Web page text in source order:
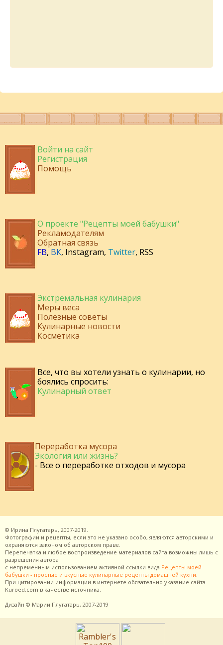
Войти на сайт
Регистрация
Помощь
О проекте "Рецепты моей бабушки"
Рекламодателям
Обратная связь
FB, ВК, Instagram, Twitter, RSS
Экстремальная кулинария
Меры веса
Полезные советы
Кулинарные новости
Косметика
Все, что вы хотели узнать о кулинарии, но
боялись спросить:
Кулинарный ответ
Переработка мусора
Экология или жизнь?
- Все о переработке отходов и мусора
© Ирина Плугатарь, 2007-2019.
Фотографии и рецепты, если это не указано особо, являются авторскими и
охраняются законом об авторском праве.
Перепечатка и любое воспроизведение материалов сайта возможны лишь с
разрешения автора
с непременным использованием активной ссылки вида Рецепты моей
бабушки - простые и вкусные кулинарные рецепты домашней кухни.
При цитировании информации в интернете обязательно указание сайта
Kuroed.com в качестве источника.
Дизайн © Марии Плугатарь, 2007-2019